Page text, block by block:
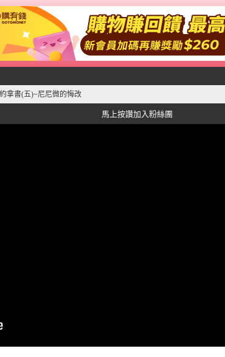
約拿書(五)~尼尼微的悔改
馬上按讚加入粉絲團